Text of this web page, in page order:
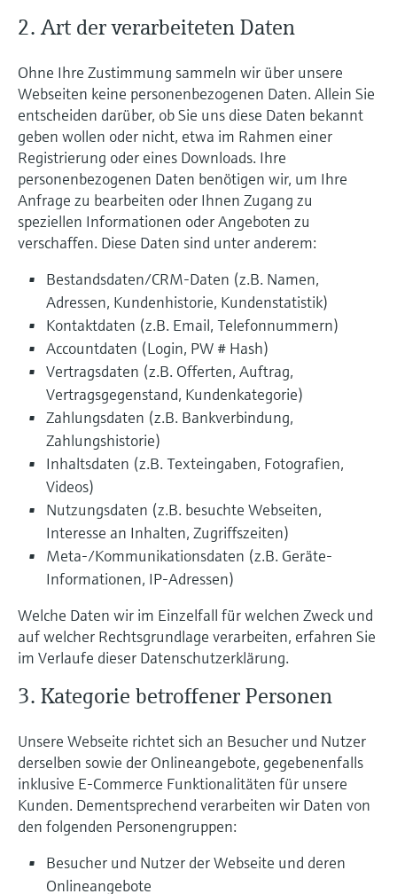
2. Art der verarbeiteten Daten
Ohne Ihre Zustimmung sammeln wir über unsere
Webseiten keine personenbezogenen Daten. Allein Sie
entscheiden darüber, ob Sie uns diese Daten bekannt
geben wollen oder nicht, etwa im Rahmen einer
Registrierung oder eines Downloads. Ihre
personenbezogenen Daten benötigen wir, um Ihre
Anfrage zu bearbeiten oder Ihnen Zugang zu
speziellen Informationen oder Angeboten zu
verschaffen. Diese Daten sind unter anderem:
Bestandsdaten/CRM-Daten (z.B. Namen,
Adressen, Kundenhistorie, Kundenstatistik)
Kontaktdaten (z.B. Email, Telefonnummern)
Accountdaten (Login, PW # Hash)
Vertragsdaten (z.B. Offerten, Auftrag,
Vertragsgegenstand, Kundenkategorie)
Zahlungsdaten (z.B. Bankverbindung,
Zahlungshistorie)
Inhaltsdaten (z.B. Texteingaben, Fotografien,
Videos)
Nutzungsdaten (z.B. besuchte Webseiten,
Interesse an Inhalten, Zugriffszeiten)
Meta-/Kommunikationsdaten (z.B. Geräte-
Informationen, IP-Adressen)
Welche Daten wir im Einzelfall für welchen Zweck und
auf welcher Rechtsgrundlage verarbeiten, erfahren Sie
im Verlaufe dieser Datenschutzerklärung.
3. Kategorie betroffener Personen
Unsere Webseite richtet sich an Besucher und Nutzer
derselben sowie der Onlineangebote, gegebenenfalls
inklusive E-Commerce Funktionalitäten für unsere
Kunden. Dementsprechend verarbeiten wir Daten von
den folgenden Personengruppen:
Besucher und Nutzer der Webseite und deren
Onlineangebote